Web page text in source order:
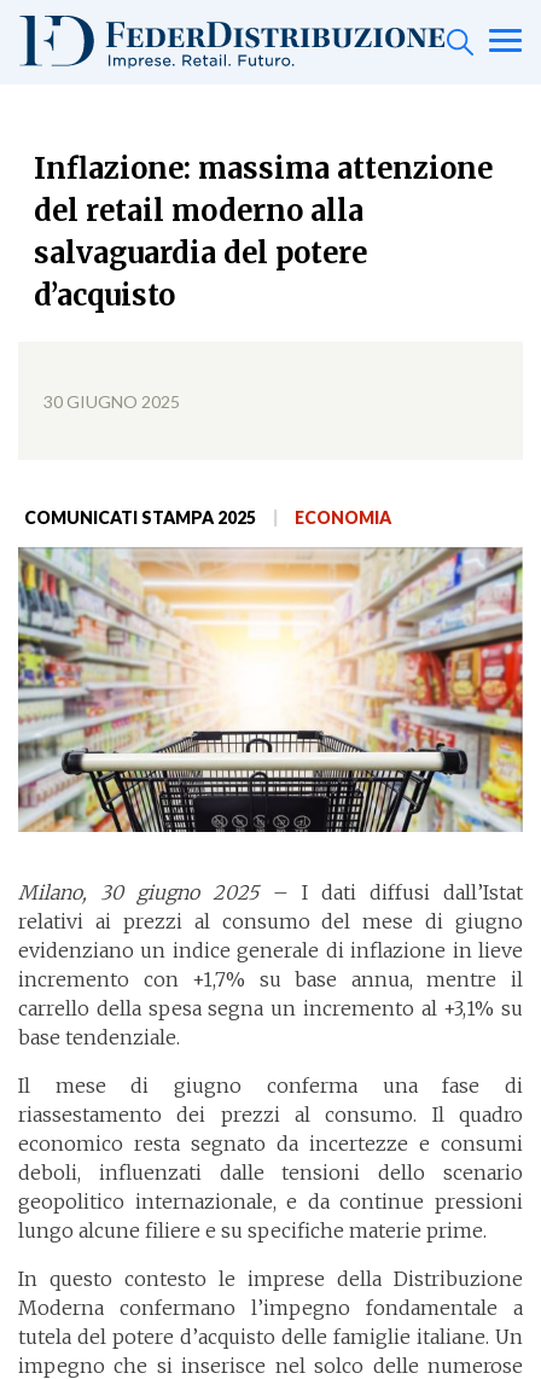
Inflazione: massima attenzione
del retail moderno alla
salvaguardia del potere
d’acquisto
30 GIUGNO 2025
COMUNICATI STAMPA 2025 ECONOMIA
Milano, 30 giugno 2025– I dati diffusi dall’Istat
relativi ai prezzi al consumo del mese di giugno
evidenziano un indice generale di inflazione in lieve
incremento con +1,7% su base annua, mentre il
carrello della spesa segna un incremento al +3,1% su
base tendenziale.
Il mese di giugno conferma una fase di
riassestamento dei prezzi al consumo. Il quadro
economico resta segnato da incertezze e consumi
deboli, influenzati dalle tensioni dello scenario
geopolitico internazionale, e da continue pressioni
lungo alcune filiere e su specifiche materie prime.
In questo contesto le imprese della Distribuzione
Moderna confermano l’impegno fondamentale a
tutela del potere d’acquisto delle famiglie italiane. Un
impegno che si inserisce nel solco delle numerose